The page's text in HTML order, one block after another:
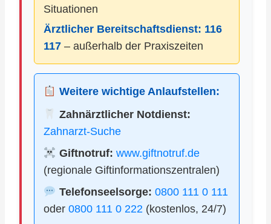
Situationen
Ärztlicher Bereitschaftsdienst: 116
117 – außerhalb der Praxiszeiten
Weitere wichtige Anlaufstellen:
Zahnärztlicher Notdienst:
Zahnarzt-Suche
Giftnotruf: www.giftnotruf.de
(regionale Giftinformationszentralen)
Telefonseelsorge: 0800 111 0 111
oder 0800 111 0 222 (kostenlos, 24/7)